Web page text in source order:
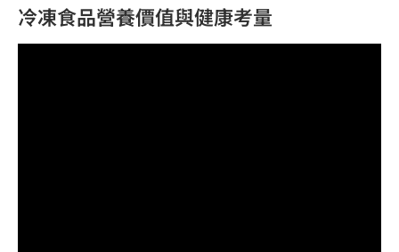
冷凍食品營養價值與健康考量